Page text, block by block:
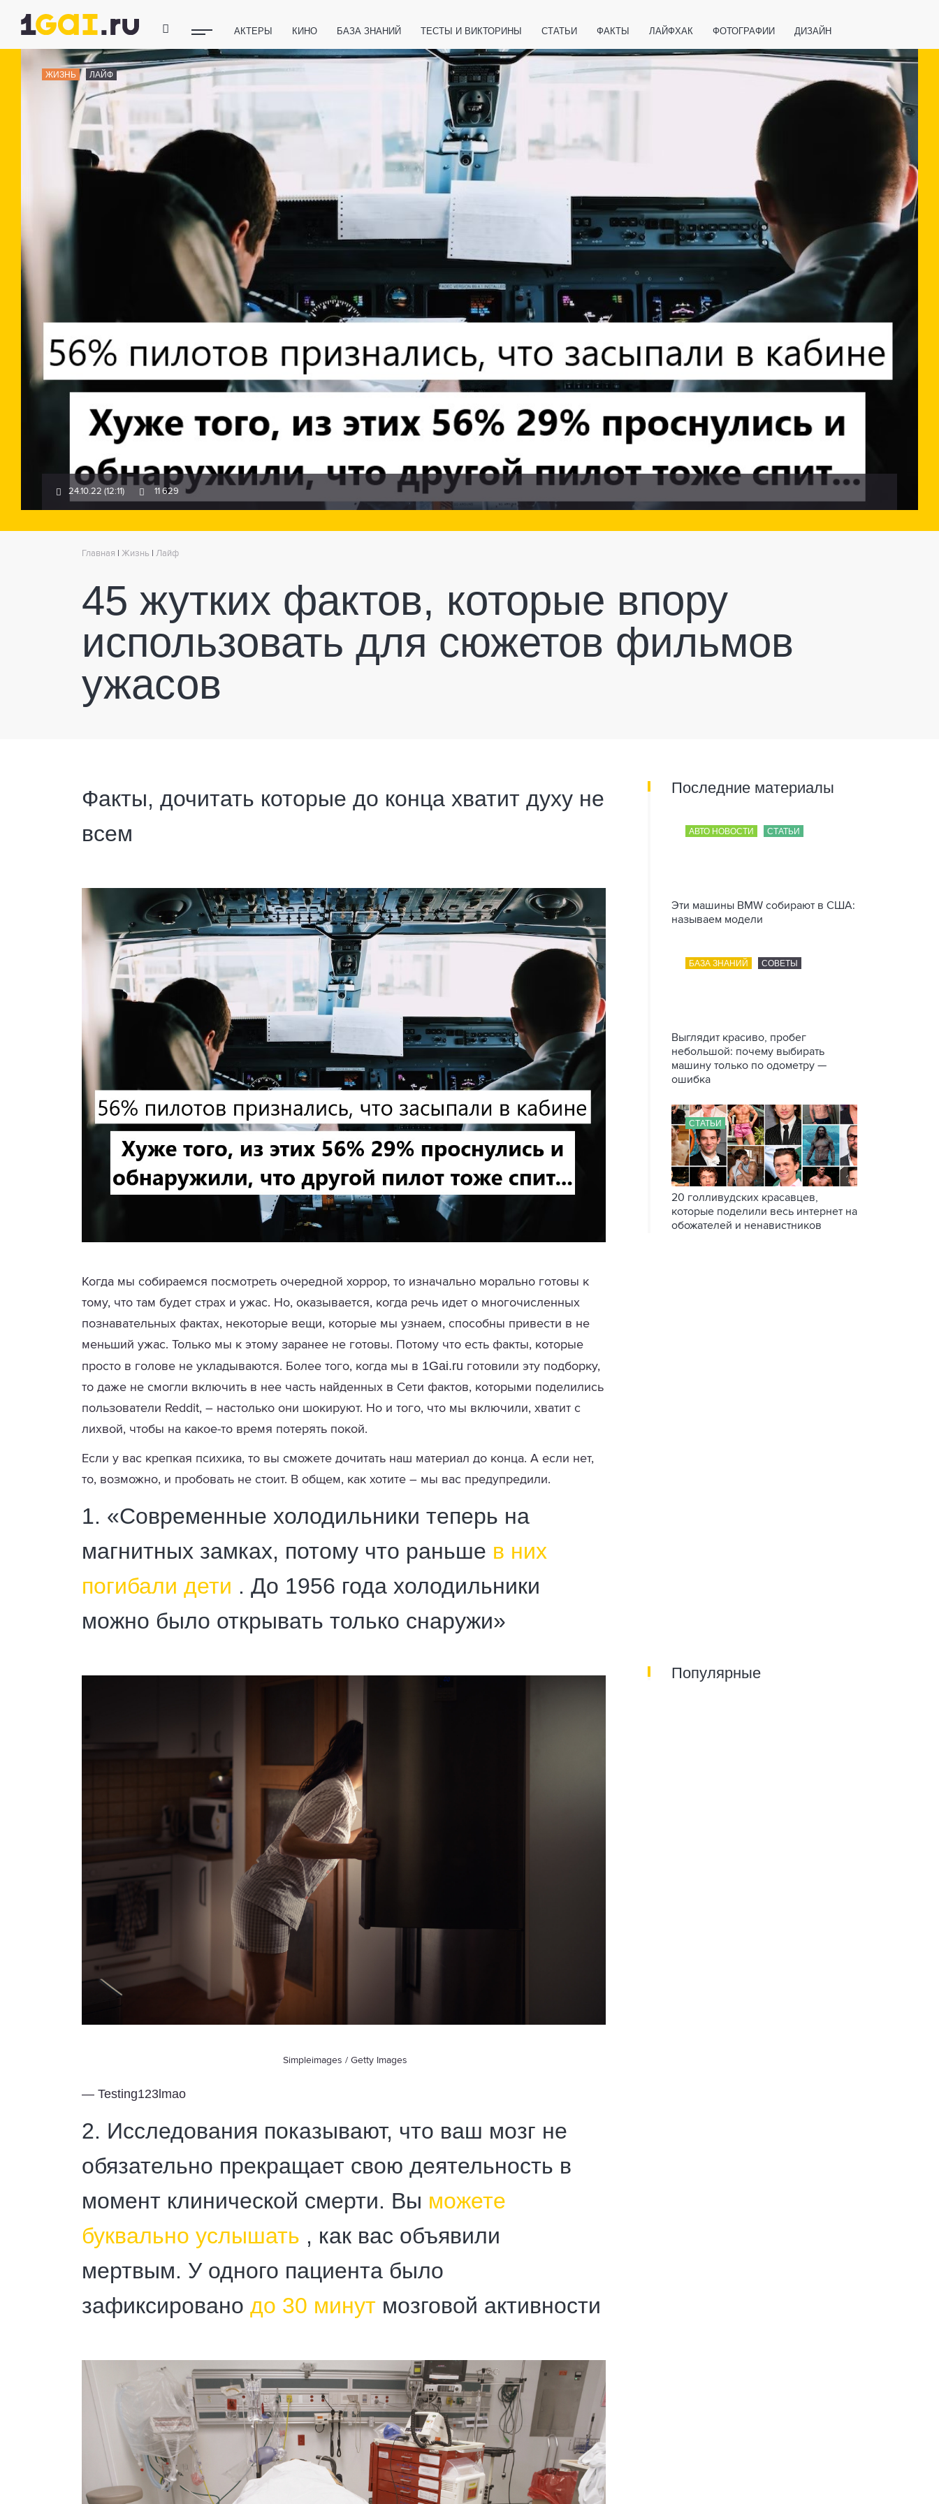
АКТЕРЫ КИНО БАЗА ЗНАНИЙ ТЕСТЫ И ВИКТОРИНЫ СТАТЬИ ФАКТЫ ЛАЙФХАК ФОТОГРАФИИ ДИЗАЙН
ПОЛЕЗНЫЕ СОВЕТЫ ЖИВОТНЫЕ ПОЛЕЗНО ЗНАТЬ ЗАКОНОДАТЕЛЬСТВО ВАЖНО ЗНАТЬ СПОРТ СМАРТФОНЫ ПОЛЕЗНОЕ
ЖИЗНЬ ЛАЙФ
24.10.22 (12:11) 11 629
Главная Жизнь Лайф
45 жутких фактов, которые впору
использовать для сюжетов фильмов
ужасов
Факты, дочитать которые до конца хватит духу не
всем
Когда мы собираемся посмотреть очередной хоррор, то изначально морально готовы к
тому, что там будет страх и ужас. Но, оказывается, когда речь идет о многочисленных
познавательных фактах, некоторые вещи, которые мы узнаем, способны привести в не
меньший ужас. Только мы к этому заранее не готовы. Потому что есть факты, которые
просто в голове не укладываются. Более того, когда мы в 1Gai.ru готовили эту подборку,
то даже не смогли включить в нее часть найденных в Сети фактов, которыми поделились
пользователи Reddit, – настолько они шокируют. Но и того, что мы включили, хватит с
лихвой, чтобы на какое-то время потерять покой.
Если у вас крепкая психика, то вы сможете дочитать наш материал до конца. А если нет,
то, возможно, и пробовать не стоит. В общем, как хотите – мы вас предупредили.
1. «Современные холодильники теперь на
магнитных замках, потому что раньше в них
погибали дети . До 1956 года холодильники
можно было открывать только снаружи»
Simpleimages / Getty Images
— Testing123lmao
2. Исследования показывают, что ваш мозг не
обязательно прекращает свою деятельность в
момент клинической смерти. Вы можете
буквально услышать , как вас объявили
мертвым. У одного пациента было
зафиксировано до 30 минут мозговой активности
Последние материалы
АВТО НОВОСТИ СТАТЬИ
Эти машины BMW собирают в США:
называем модели
БАЗА ЗНАНИЙ СОВЕТЫ
Выглядит красиво, пробег
небольшой: почему выбирать
машину только по одометру —
ошибка
СТАТЬИ
20 голливудских красавцев,
которые поделили весь интернет на
обожателей и ненавистников
Популярные